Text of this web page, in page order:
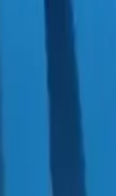
sin comprometer la
reparaciones y
de trabajo.
daño por vibraciones o